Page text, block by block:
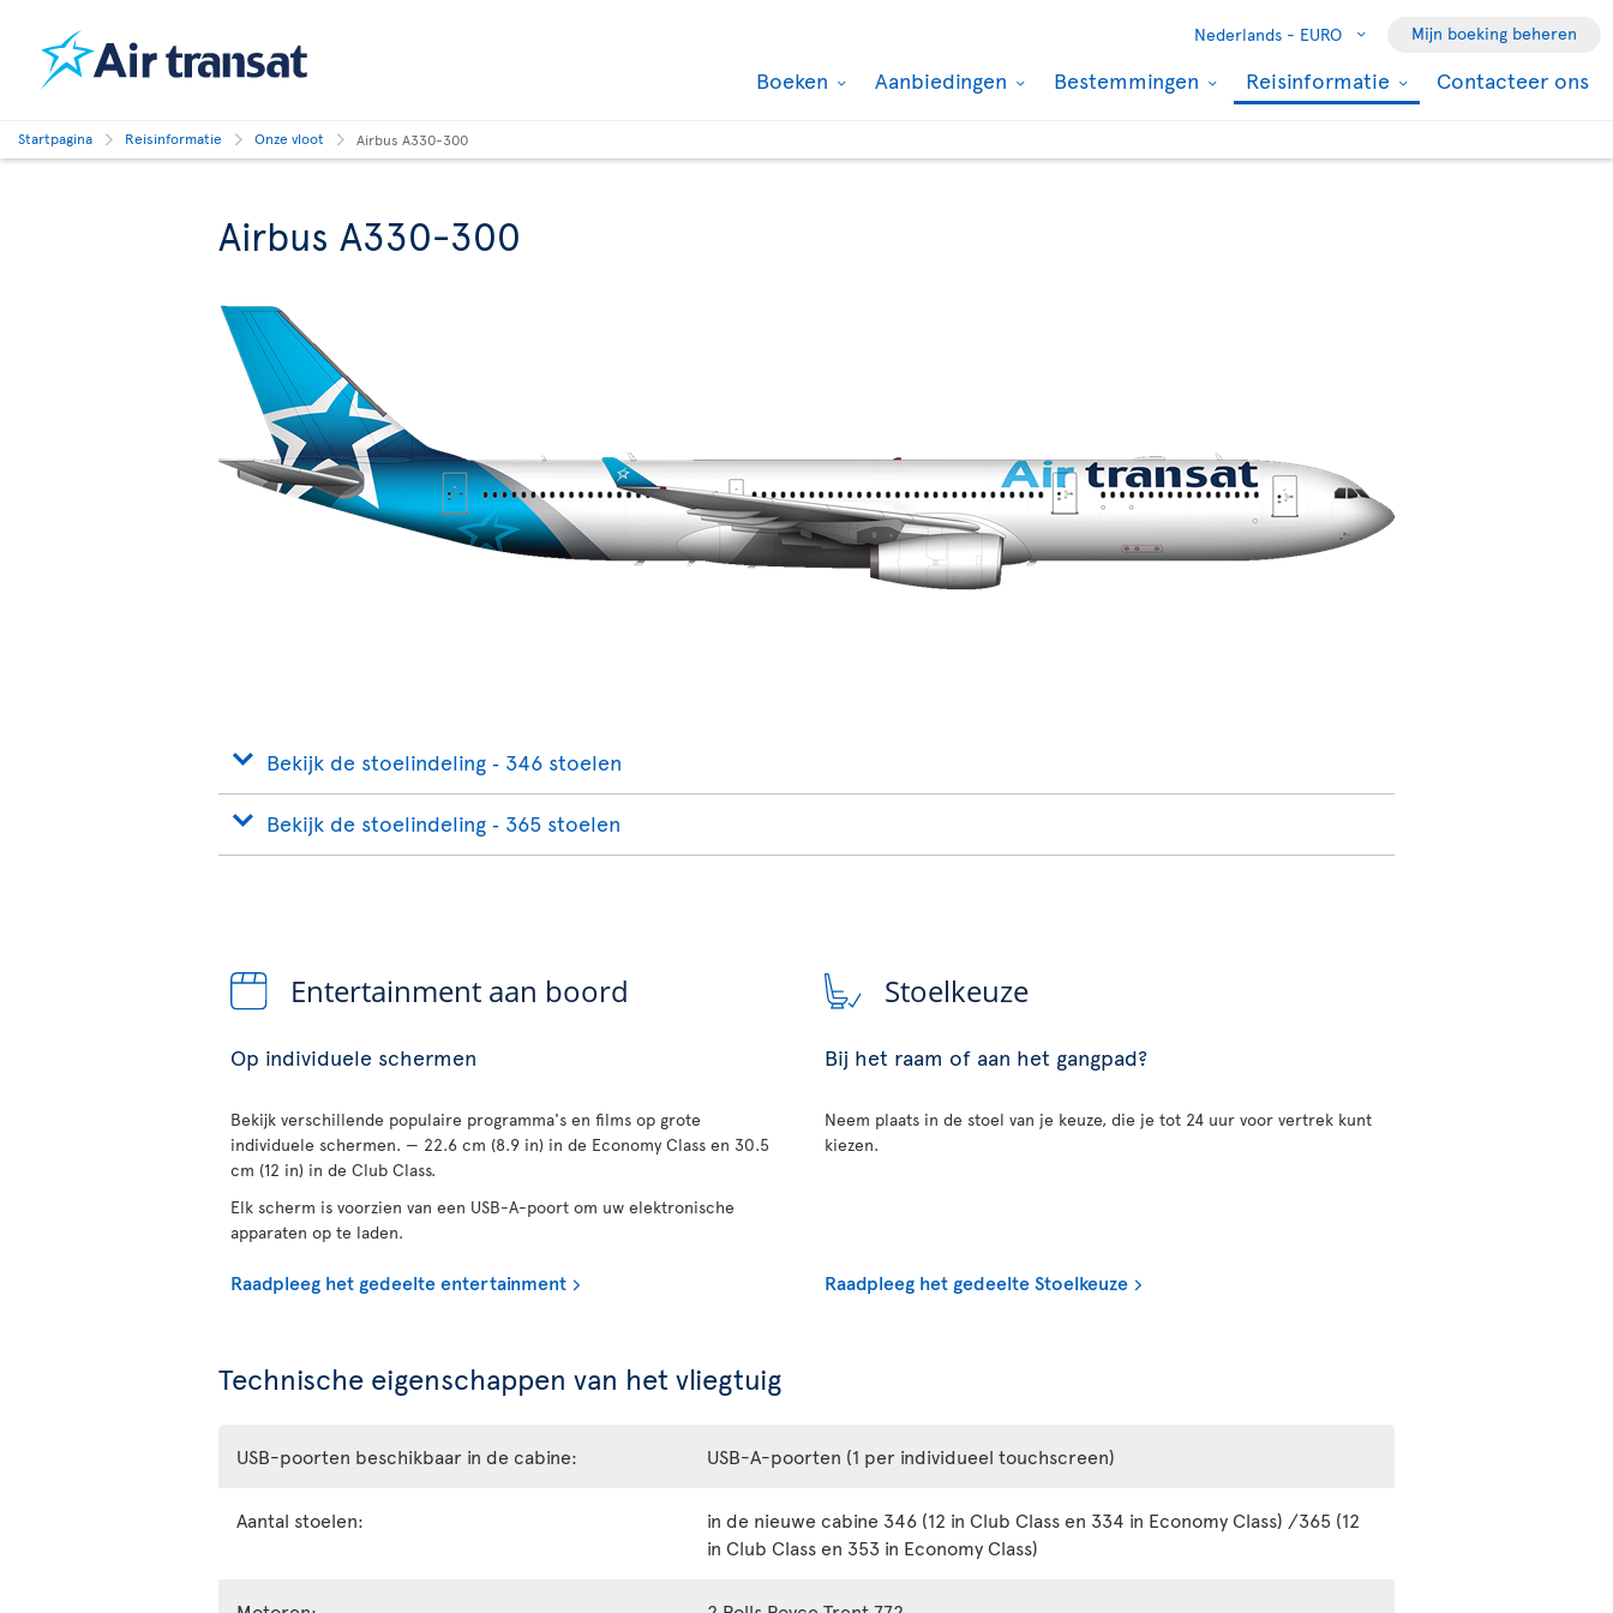
Nederlands - EURO Mijn boeking beheren
Boeken Aanbiedingen Bestemmingen Reisinformatie Contacteer ons
Startpagina Reisinformatie Onze vloot Airbus A330-300
Airbus A330-300
Bekijk de stoelindeling ‐ 346 stoelen
Bekijk de stoelindeling ‐ 365 stoelen
Entertainment aan boord
Op individuele schermen
Bekijk verschillende populaire programma's en films op grote
individuele schermen. — 22.6 cm (8.9 in) in de Economy Class en 30.5
cm (12 in) in de Club Class.
Elk scherm is voorzien van een USB-A-poort om uw elektronische
apparaten op te laden.
Raadpleeg het gedeelte entertainment
Stoelkeuze
Bij het raam of aan het gangpad?
Neem plaats in de stoel van je keuze, die je tot 24 uur voor vertrek kunt
kiezen.
Raadpleeg het gedeelte Stoelkeuze
Technische eigenschappen van het vliegtuig
USB-poorten beschikbaar in de cabine: USB-A-poorten (1 per individueel touchscreen)
Aantal stoelen:
in de nieuwe cabine 346 (12 in Club Class en 334 in Economy Class) /365 (12
in Club Class en 353 in Economy Class)